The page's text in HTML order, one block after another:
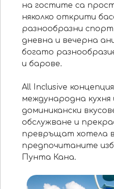
на гостите са
няколко открити
разнообразни
дневна и вечерна
богато
и барове.
All Inclusive
международна
доминикански
обслужване и
превръщат хотела
предпочитаните
Пунта Кана.